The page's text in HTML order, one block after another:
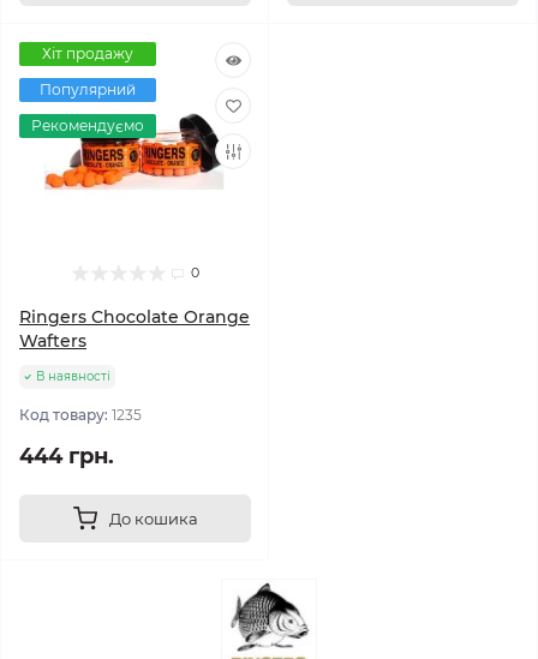
Хіт продажу
Популярний
Рекомендуємо
0
Ringers Chocolate Orange
Wafters
В наявності
Код товару: 1235
444 грн.
До кошика